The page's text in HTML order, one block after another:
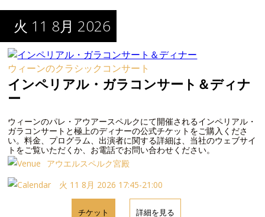
火 11 8月 2026
ウィーンのクラシックコンサート
インペリアル・ガラコンサート＆ディナ
ー
ウィーンのパレ・アウアースペルクにて開催されるインペリアル・
ガラコンサートと極上のディナーの公式チケットをご購入くださ
い。料金、プログラム、出演者に関する詳細は、当社のウェブサイ
トをご覧いただくか、お電話でお問い合わせください。
アウエルスペルク宮殿
火 11 8月 2026 17:45-21:00
チケット 詳細を見る